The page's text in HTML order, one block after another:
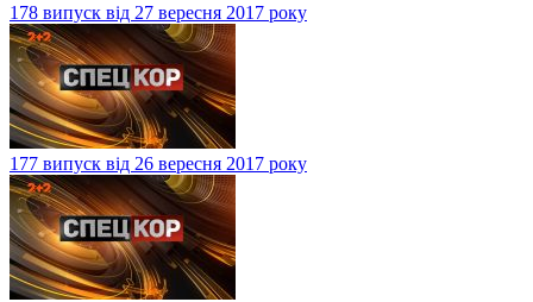
178 випуск від 27 вересня 2017 року
177 випуск від 26 вересня 2017 року